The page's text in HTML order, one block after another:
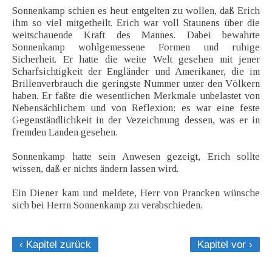
Sonnenkamp schien es heut entgelten zu wollen, daß Erich
ihm so viel mitgetheilt. Erich war voll Staunens über die
weitschauende Kraft des Mannes. Dabei bewahrte
Sonnenkamp wohlgemessene Formen und ruhige
Sicherheit. Er hatte die weite Welt gesehen mit jener
Scharfsichtigkeit der Engländer und Amerikaner, die im
Brillenverbrauch die geringste Nummer unter den Völkern
haben. Er faßte die wesentlichen Merkmale unbelastet von
Nebensächlichem und von Reflexion; es war eine feste
Gegenständlichkeit in der Vezeichnung dessen, was er in
fremden Landen gesehen.
Sonnenkamp hatte sein Anwesen gezeigt, Erich sollte
wissen, daß er nichts ändern lassen wird.
Ein Diener kam und meldete, Herr von Prancken wünsche
sich bei Herrn Sonnenkamp zu verabschieden.
‹ Kapitel zurück
Kapitel vor ›